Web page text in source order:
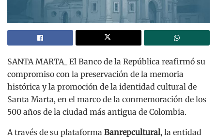
SANTA MARTA_ El Banco de la República reafirmó su
compromiso con la preservación de la memoria
histórica y la promoción de la identidad cultural de
Santa Marta, en el marco de la conmemoración de los
500 años de la ciudad más antigua de Colombia.
A través de su plataforma Banrepcultural, la entidad